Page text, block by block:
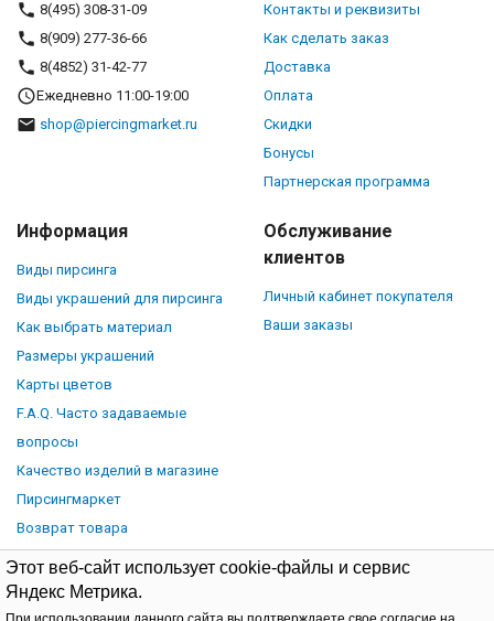
Этот веб-сайт использует cookie-файлы и сервис
Яндекс Метрика.
8(495) 308-31-09
8(909) 277-36-66
8(4852) 31-42-77
Ежедневно 11:00-19:00
shop@piercingmarket.ru
Контакты и реквизиты
Как сделать заказ
Доставка
Оплата
Скидки
Бонусы
Партнерская программа
Информация
Виды пирсинга
Виды украшений для пирсинга
Как выбрать материал
Размеры украшений
Карты цветов
F.A.Q. Часто задаваемые
вопросы
Качество изделий в магазине
Пирсингмаркет
Возврат товара
Обслуживание
клиентов
Личный кабинет покупателя
Ваши заказы